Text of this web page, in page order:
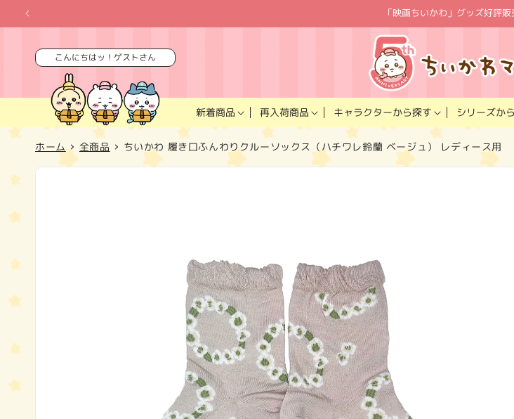
ンツに
進む
「映画ちいかわ」グッズ好評販
こんにちはッ！ゲストさん
新着商品 再入荷商品 キャラクターから探す シリーズか
ホーム 全商品 ちいかわ 履き口ふんわりクルーソックス（ハチワレ鈴蘭 ベージュ） レディース用